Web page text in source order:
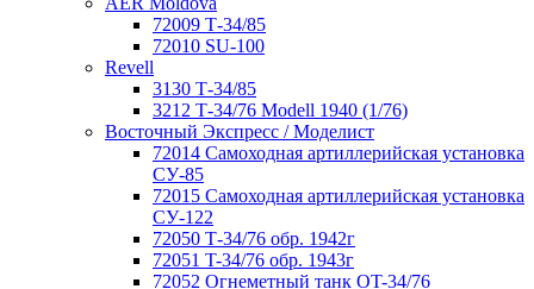
72009 Т-34/85
72010 SU-100
Revell
3130 Т-34/85
3212 Т-34/76 Modell 1940 (1/76)
Восточный Экспресс / Моделист
72014 Самоходная артиллерийская установка
СУ-85
72015 Самоходная артиллерийская установка
СУ-122
72050 Т-34/76 обр. 1942г
72051 T-34/76 обр. 1943г
72052 Огнеметный танк OT-34/76